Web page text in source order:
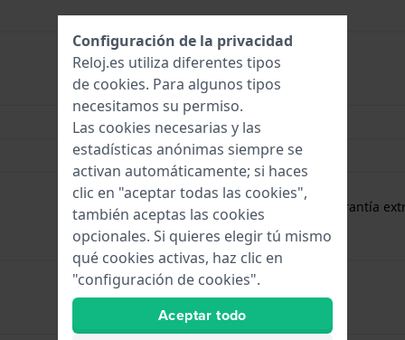
4894816146382
45 mm
5 Bar (Ducha)
2 años de garantía
gratuito
1 año de garantía
Horas - Aguja análoga
Configuración de la privacidad
Reloj.es utiliza diferentes tipos
de cookies. Para algunos tipos
necesitamos su permiso.
Las cookies necesarias y las
estadísticas anónimas siempre se
activan automáticamente; si haces
clic en "aceptar todas las cookies",
también aceptas las cookies
opcionales. Si quieres elegir tú mismo
qué cookies activas, haz clic en
"configuración de cookies".
Aceptar todo